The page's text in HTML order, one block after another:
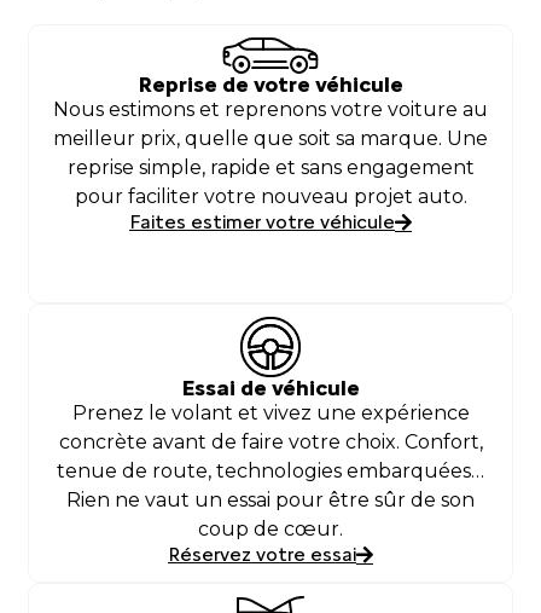
Reprise de votre véhicule
Nous estimons et reprenons votre voiture au
meilleur prix, quelle que soit sa marque. Une
reprise simple, rapide et sans engagement
pour faciliter votre nouveau projet auto.
Faites estimer votre véhicule
Essai de véhicule
Prenez le volant et vivez une expérience
concrète avant de faire votre choix. Confort,
tenue de route, technologies embarquées…
Rien ne vaut un essai pour être sûr de son
coup de cœur.
Réservez votre essai